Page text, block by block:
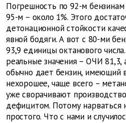
Погрешность по 92-м бензинам
95-м – около 1%. Этого
детонационной стойкости
явной бодяги. А вот с 80-ми
93,9 единицы октанового
реальные значения – ОЧИ
обычно дает бензин, имеющий
нехорошее, чаще всего –
уже сворачивают
дефицитом. Потому нарваться
простого. Что с нами и